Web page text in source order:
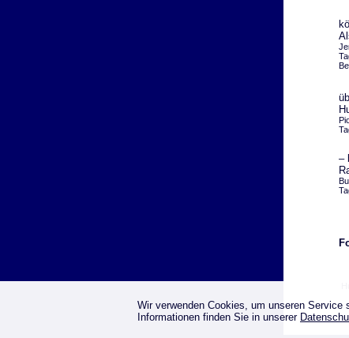
Wir verwenden Cookies, um unseren
Informationen finden Sie in unserer
–